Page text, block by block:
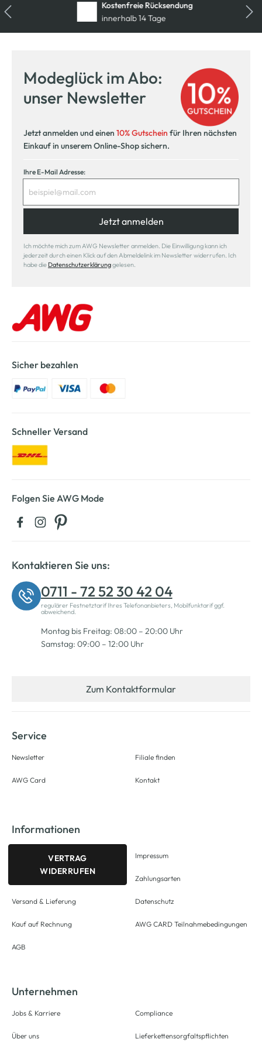
Kostenfreie Rücksendung
innerhalb 14 Tage
Modeglück im Abo:
unser Newsletter
Jetzt anmelden und einen 10% Gutschein für Ihren nächsten
Einkauf in unserem Online-Shop sichern.
Ihre E-Mail Adresse:
Jetzt anmelden
Ich möchte mich zum AWG Newsletter anmelden. Die Einwilligung kann ich
jederzeit durch einen Klick auf den Abmeldelink im Newsletter widerrufen. Ich
habe die Datenschutzerklärunggelesen.
Sicher bezahlen
Schneller Versand
Folgen Sie AWG Mode
Kontaktieren Sie uns:
0711 - 72 52 30 42 04
regulärer Festnetztarif Ihres Telefonanbieters, Mobilfunktarif ggf.
abweichend.
Montag bis Freitag: 08:00 – 20:00 Uhr
Samstag: 09:00 – 12:00 Uhr
Zum Kontaktformular
Service
Newsletter
AWG Card
Filiale finden
Kontakt
Informationen
VERTRAG
WIDERRUFEN
Versand & Lieferung
Kauf auf Rechnung
AGB
Impressum
Zahlungsarten
Datenschutz
AWG CARD Teilnahmebedingungen
Unternehmen
Jobs & Karriere
Über uns
Compliance
Lieferkettensorgfaltspflichten